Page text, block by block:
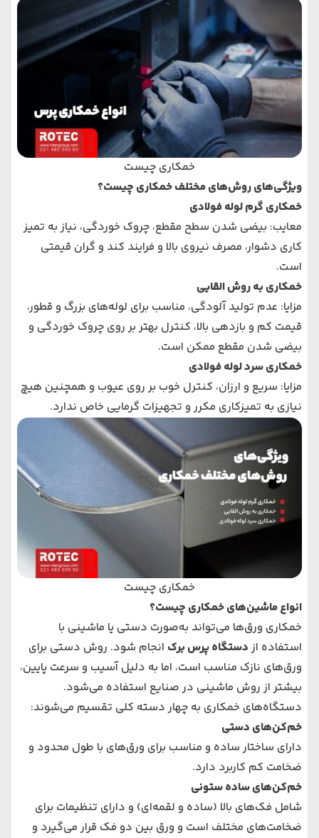
خمکاری چیست
ویژگی‌های روش‌های مختلف خمکاری چیست؟
خمکاری گرم لوله فولادی
معایب: بیضی شدن سطح مقطع، چروک خوردگی، نیاز به تمیز
کاری دشوار، مصرف نیروی بالا و فرایند کند و گران‌ قیمتی
است.
خمکاری به روش القایی
مزایا: عدم تولید آلودگی، مناسب برای لوله‌های بزرگ و قطور،
قیمت کم و بازدهی بالا، کنترل بهتر بر روی چروک خوردگی و
بیضی شدن مقطع ممکن است.
خمکاری سرد لوله فولادی
مزایا: سریع و ارزان، کنترل خوب بر روی عیوب و همچنین هیچ
نیازی به تمیزکاری مکرر و تجهیزات گرمایی خاص ندارد.
خمکاری چیست
انواع ماشین‌های خمکاری چیست؟
خمکاری ورق‌ها می‌تواند به‌صورت دستی یا ماشینی با
استفاده ازدستگاه پرس برک انجام شود. روش دستی برای
ورق‌های نازک مناسب است، اما به دلیل آسیب و سرعت پایین،
بیشتر از روش ماشینی در صنایع استفاده می‌شود.
دستگاه‌های خمکاری به چهار دسته کلی تقسیم می‌شوند:
خم‌کن‌های دستی
دارای ساختار ساده و مناسب برای ورق‌های با طول محدود و
ضخامت کم کاربرد دارد.
خم‌کن‌های ساده ستونی
شامل فک‌های بالا (ساده و لقمه‌ای) و دارای تنظیمات برای
ضخامت‌های مختلف است و ورق بین دو فک قرار می‌گیرد و